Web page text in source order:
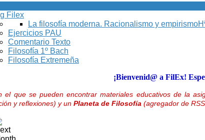
Filex
La filosofía moderna. Racionalismo y empirismo
Ejercicios PAU
Comentario Texto
Filosofía 1º Bach
Filosofía Extremeña
¡Bienvenid@ a FilEx!
el que se pueden encontrar materiales educativos de la
y reflexiones) y un Planeta de Filosofía (agregador de